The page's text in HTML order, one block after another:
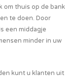
om thuis op de bank
te doen. Door
een middagje
minder in uw
kunt u klanten uit